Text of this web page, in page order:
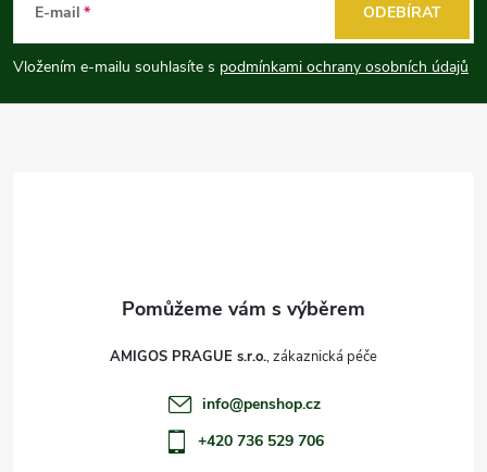
p
a
E-mail
Vložením e-mailu souhlasíte s podmínkami ochrany osobních údajů
ODEBÍRAT
AMIGOS PRAGUE s.r.o.
info@penshop.cz
+420 736 529 706